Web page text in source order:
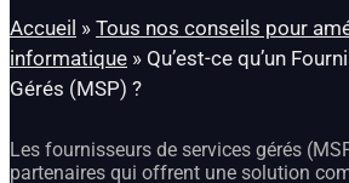
Accueil » Tous nos conseils pour
informatique » Qu’est-ce qu’un
Gérés (MSP) ?
Les fournisseurs de services gérés
partenaires qui offrent une solution